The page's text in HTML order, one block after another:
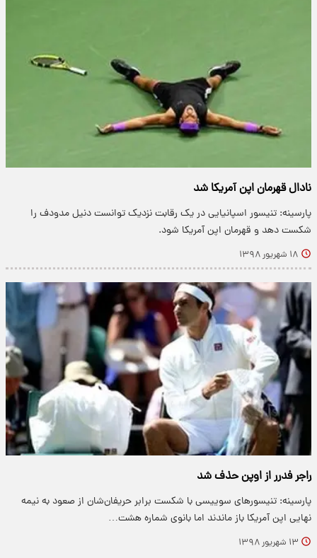
نادال قهرمان اپن آمریکا شد
پارسینه: تنیسور اسپانیایی در یک رقابت نزدیک توانست دنیل مدودف را
شکست دهد و قهرمان اپن آمریکا شود.
۱۸ شهریور ۱۳۹۸
راجر فدرر از اوپن حذف شد
پارسینه: تنیسورهای سوییسی با شکست برابر حریفان‌شان از صعود به نیمه
نهایی اپن آمریکا باز ماندند اما بانوی شماره هشت…
۱۳ شهریور ۱۳۹۸